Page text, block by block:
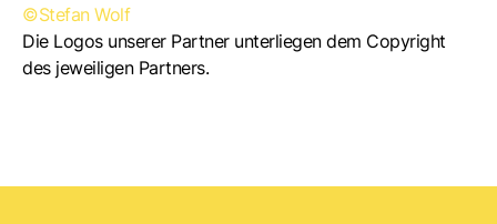
©Stefan Wolf
Die Logos unserer Partner unterliegen dem Copyright
des jeweiligen Partners.